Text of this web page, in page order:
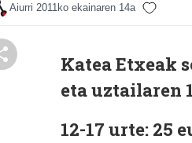
Aiurri 2011ko ekainaren 14a
Katea Etxeak
eta uztailaren
12-17 urte: 25